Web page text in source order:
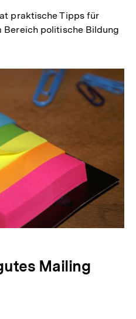
praktische Tipps für
politische Bildung
Mailing